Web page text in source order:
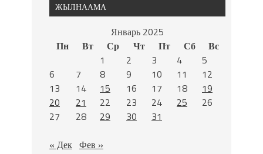
ЖЫЛНААМА
Январь 2025
Пн
Вт Ср Чт Пт Сб
Вс
1
2 3 4
5
6
7 8 9 10 11
12
13
14 15 16 17 18
19
20
21 22 23 24 25
26
27
28 29 30
31
« Дек Фев »